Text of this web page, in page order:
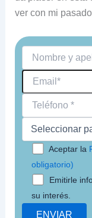
ver con mi
Aceptar la
obligatorio)
Emitirle
su interés.